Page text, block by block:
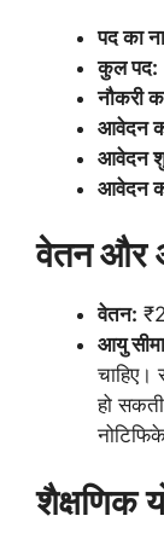
पद का
कुल पद:
नौकरी
आवेदन
आवेदन
आवेदन
वेतन और
वेतन:
आयु
हो
शैक्षणिक